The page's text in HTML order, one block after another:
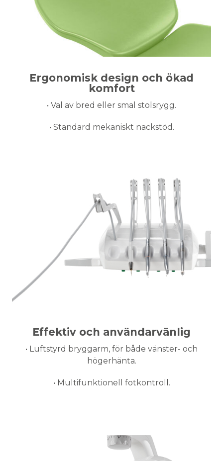
Ergonomisk design och ökad
komfort
• Val av bred eller smal stolsrygg.
• Standard mekaniskt nackstöd.
Effektiv och användarvänlig
• Luftstyrd bryggarm, för både vänster- och
högerhänta.
• Multifunktionell fotkontroll.